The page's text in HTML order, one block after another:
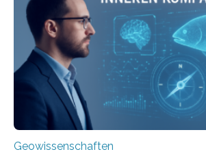
& Environment erschienen. Die Studie
Forschungsergebnisse zusammen
neu, um zu erklären, wie Eisen, das
Systemen freigesetzt wird, über
transportiert werden kann. „Das…
Geowissenschaften